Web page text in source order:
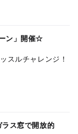
ン」開催☆
スルチャレンジ！
ス窓で開放的